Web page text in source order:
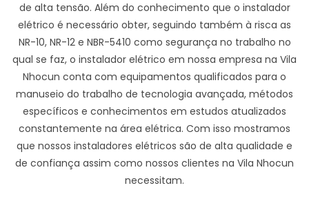
de alta tensão. Além do conhecimento que o instalador
elétrico é necessário obter, seguindo também à risca as
NR-10, NR-12 e NBR-5410 como segurança no trabalho no
qual se faz, o instalador elétrico em nossa empresa na Vila
Nhocun conta com equipamentos qualificados para o
manuseio do trabalho de tecnologia avançada, métodos
específicos e conhecimentos em estudos atualizados
constantemente na área elétrica. Com isso mostramos
que nossos instaladores elétricos são de alta qualidade e
de confiança assim como nossos clientes na Vila Nhocun
necessitam.